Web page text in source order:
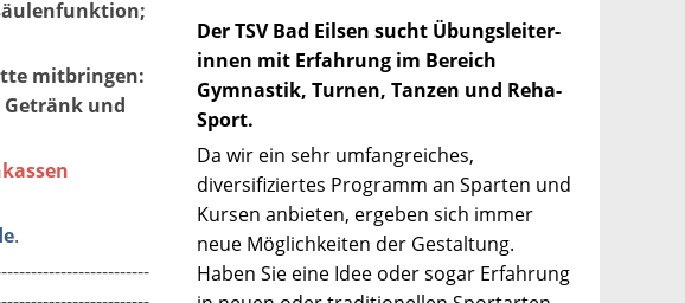
mitbringen:
Getränk und
.
Der TSV Bad Eilsen sucht Übungsleiter-
innen mit Erfahrung im Bereich
Gymnastik, Turnen, Tanzen und Reha-
Sport.
Da wir ein sehr umfangreiches,
diversifiziertes Programm an Sparten und
Kursen anbieten, ergeben sich immer
neue Möglichkeiten der Gestaltung.
Haben Sie eine Idee oder sogar Erfahrung